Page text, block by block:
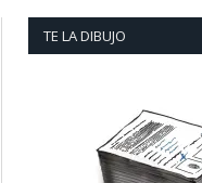
TE LA DIBUJO